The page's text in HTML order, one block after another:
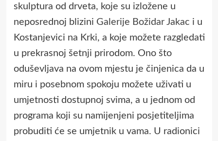
skulptura od drveta, koje su izložene u
neposrednoj blizini Galerije Božidar Jakac i u
Kostanjevici na Krki, a koje možete razgledati
u prekrasnoj šetnji prirodom. Ono što
oduševljava na ovom mjestu je činjenica da u
miru i posebnom spokoju možete uživati u
umjetnosti dostupnoj svima, a u jednom od
programa koji su namijenjeni posjetiteljima
probuditi će se umjetnik u vama. U radionici